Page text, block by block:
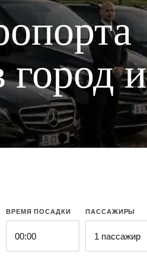
город и
ВРЕМЯ ПОСАДКИ ПАССАЖИРЫ